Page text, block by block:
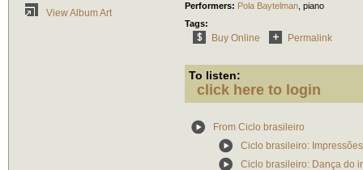
View Album Art
Performers: Pola Baytelman piano
Tags:
Buy Online Permalink
To listen:
click here to login
From Ciclo brasileiro
Ciclo brasileiro:
Ciclo brasileiro: Dança do